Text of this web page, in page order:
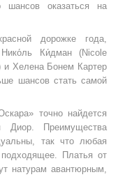
шансов оказаться на
дорожке года,
Ки́дман (Nicole
и Хелена Бонем Картер
шансов стать самой
точно найдется
Диор. Преимущества
так что любая
Платья от
натурам авантюрным,